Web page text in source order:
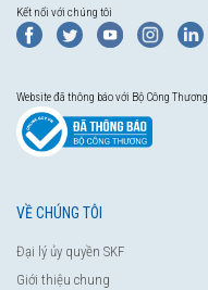
Kết nối với chúng tôi
Website đã thông báo với Bộ Công Thương
VỀ CHÚNG TÔI
Đại lý ủy quyền SKF
Giới thiệu chung